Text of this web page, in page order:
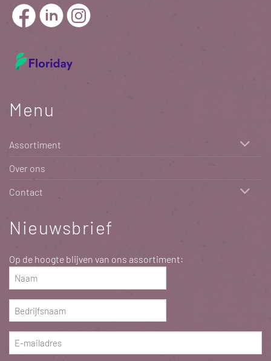
Menu
Assortiment
Over ons
Contact
Nieuwsbrief
Op de hoogte blijven van ons assortiment:
Naam
(Vereist)
Bedrijfsnaam
(Vereist)
E-
mailadres